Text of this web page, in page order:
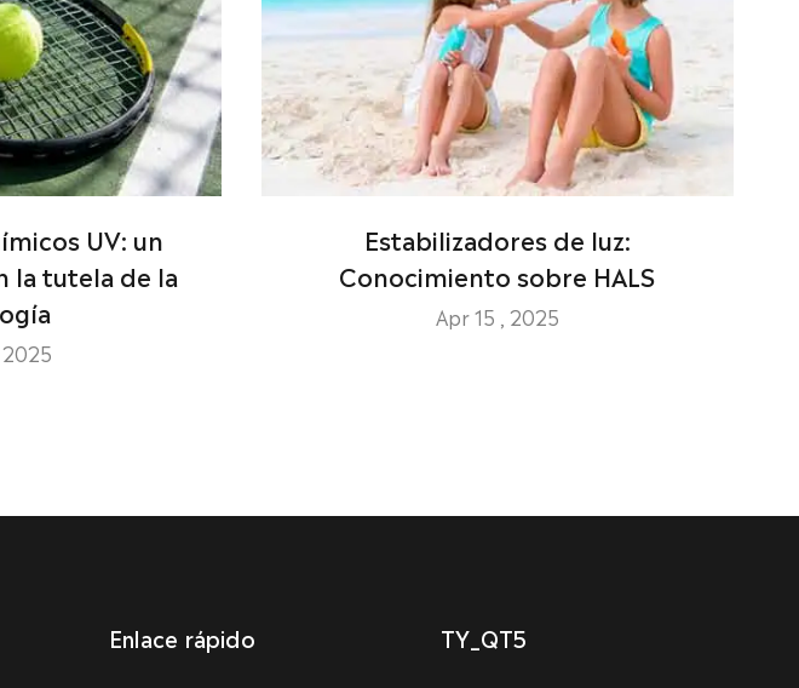
UV: un
la tutela de la
Estabilizadores de luz:
Conocimiento sobre HALS
Apr 15 , 2025
Enlace rápido TY_QT5